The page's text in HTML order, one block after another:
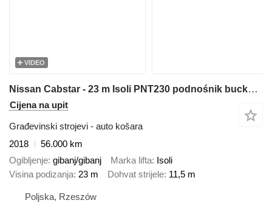
VIDEO
Nissan Cabstar - 23 m Isoli PNT230 podnośnik bucket truck boom lift
Cijena na upit
Građevinski strojevi - auto košara
2018
56.000 km
Ogibljenje gibanj/gibanj Marka lifta Isoli
Visina podizanja 23 m Dohvat strijele 11,5 m
Poljska, Rzeszów